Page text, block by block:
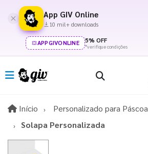
App GIV Online
10 mil+ downloads
APPGIVONLINE 5% OFF
*verifique condições
Início InícioPersonalizado para Páscoa​
Solapa Personalizada